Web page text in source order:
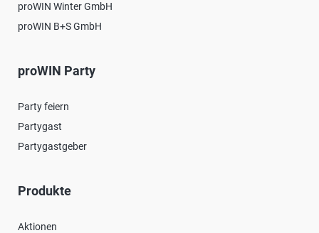
proWIN Winter GmbH
proWIN B+S GmbH
proWIN Party
Party feiern
Partygast
Partygastgeber
Produkte
Aktionen